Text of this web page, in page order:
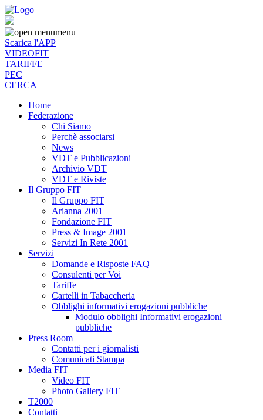
menu
Scarica l'APP
VIDEOFIT
TARIFFE
PEC
CERCA
Home
Federazione
Chi Siamo
Perchè associarsi
News
VDT e Pubblicazioni
Archivio VDT
VDT e Riviste
Il Gruppo FIT
Il Gruppo FIT
Arianna 2001
Fondazione FIT
Press & Image 2001
Servizi In Rete 2001
Servizi
Domande e Risposte FAQ
Consulenti per Voi
Tariffe
Cartelli in Tabaccheria
Obblighi informativi erogazioni pubbliche
Modulo obblighi Informativi erogazioni
pubbliche
Press Room
Contatti per i giornalisti
Comunicati Stampa
Media FIT
Video FIT
Photo Gallery FIT
T2000
Contatti